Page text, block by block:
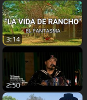
3:14
2:50